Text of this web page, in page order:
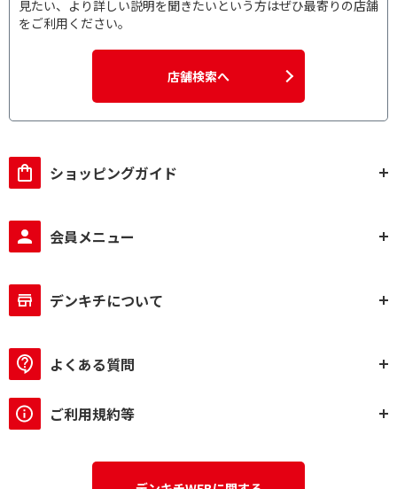
見たい、より詳しい説明を聞きたいという方はぜひ最寄りの店舗
をご利用ください。
店舗検索へ
ショッピングガイド
会員メニュー
デンキチについて
よくある質問
ご利用規約等